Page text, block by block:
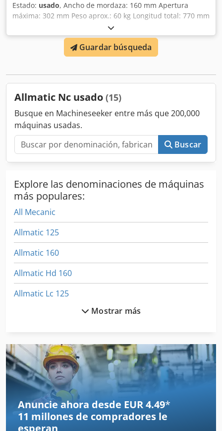
Estado: usado, Ancho de mordaza: 160 mm Apertura
máxima: 302 mm Peso aprox.: 60 kg Longitud total: 770 mm
Apertura S1/mm: 0-152 Apertura S2/mm (ajustable
mediante pasador): 147-302 Niveles de fuerza de sujeción:
4 Fuerza máxima de sujeción en kN: 60 Ejecución:
Mecánica Apertura mínima/mm: 0 Pieza de trabajo: Pieza
banco
Guardar búsqueda
Allmatic Nc usado (15)
Busque en Machineseeker entre más que 200,000
máquinas usadas.
Buscar
Explore las denominaciones de máquinas
más populares:
All Mecanic
Allmatic 125
Allmatic 160
Allmatic Hd 160
Allmatic Lc 125
Entrenador De
Equipo De Taller
Gildemeister Nef 320
Gildemeister Nef 400
Mostrar más
Anuncie ahora desde EUR 4.49*
11 millones de compradores le
esperan